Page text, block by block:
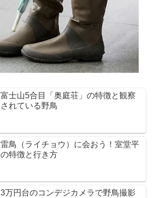
富士山5合目「奥庭荘」の特徴と観察
されている野鳥
雷鳥（ライチョウ）に会おう！室堂平
の特徴と行き方
3万円台のコンデジカメラで野鳥撮影